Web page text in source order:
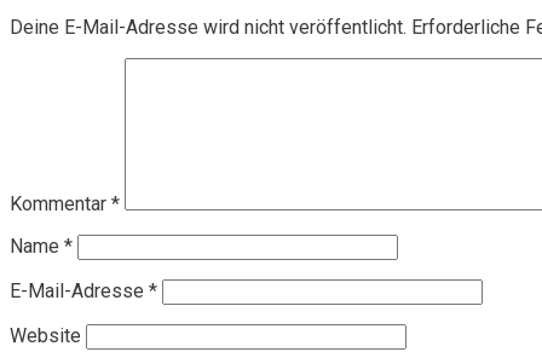
Deine E-Mail-Adresse wird nicht veröffentlicht. Erforderliche
Kommentar *
Name *
E-Mail-Adresse *
Website